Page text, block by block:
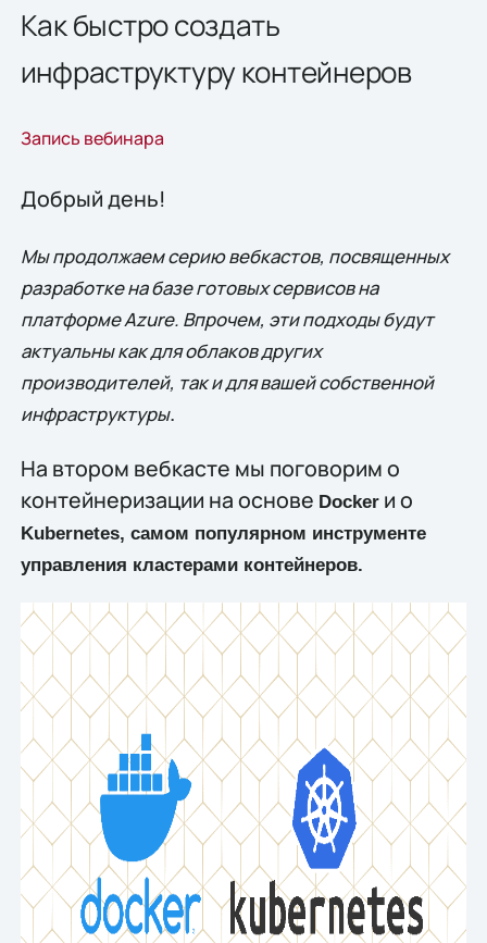
Как быстро создать
инфраструктуру контейнеров
Запись вебинара
Добрый день!
Мы продолжаем серию вебкастов, посвященных
разработке на базе готовых сервисов на
платформеAzure. Впрочем, эти подходы будут
актуальны как для облаков других
производителей, так и для вашей собственной
инфраструктуры.
На втором вебкасте мы поговорим о
контейнеризации на основе Dockerи о
Kubernetes, самом популярном инструменте
управления кластерами контейнеров.